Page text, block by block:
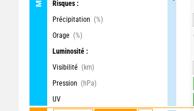
Risques :
Précipitation (%)
Orage (%)
Luminosité :
Visibilité (km)
Pression (hPa)
UV